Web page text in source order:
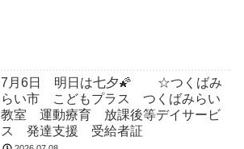
7月6日 明日は七夕🌠 ☆つくばみ
らい市 こどもプラス つくばみらい
教室 運動療育 放課後等デイサービ
ス 発達支援 受給者証